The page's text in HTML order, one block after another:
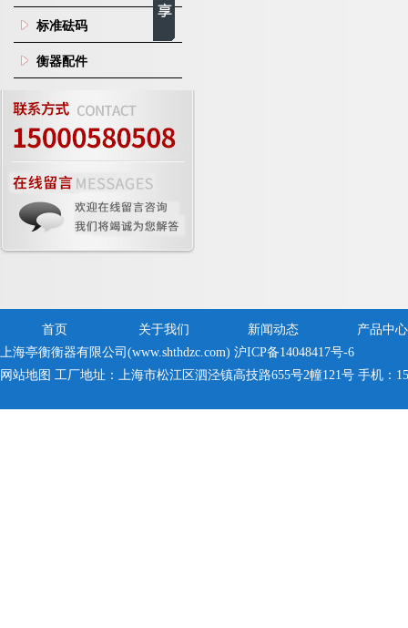
标准砝码
衡器配件
首页 关于我们 新闻动态
产品中心
上海亭衡衡器有限公司(www.shthdzc.com) 沪ICP备14048417号-6
网站地图 工厂地址：上海市松江区泗泾镇高技路655号2幢121号 手机：